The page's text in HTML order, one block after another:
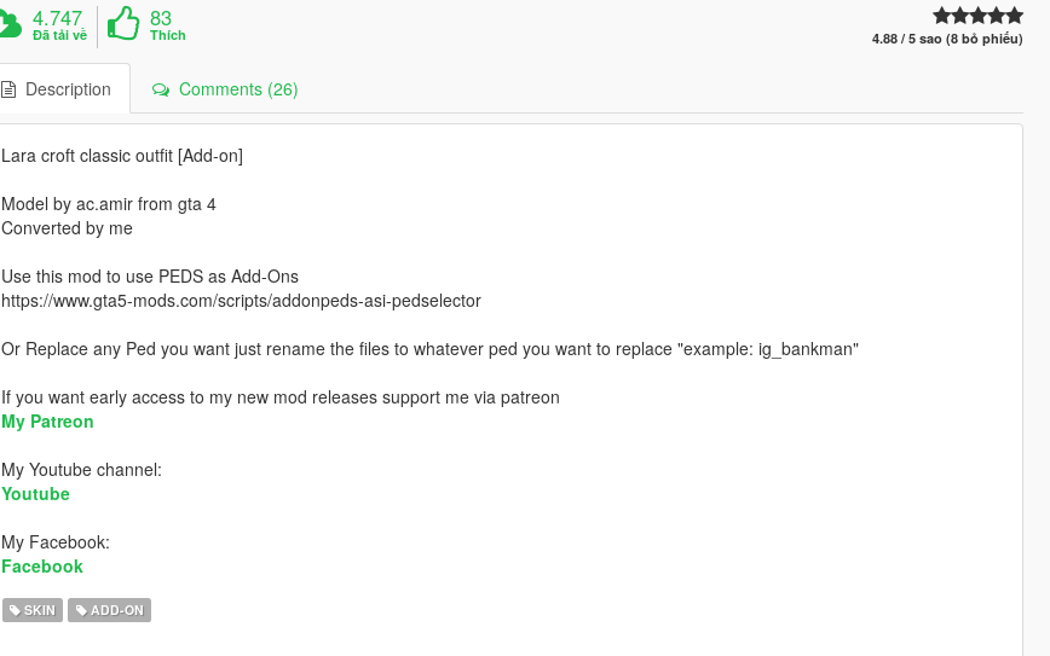
4.747
Đã tải về
83
Thích 4.88 / 5 sao (8 bỏ phiếu)
Description Comments (26)
Lara croft classic outfit [Add-on]
Model by ac.amir from gta 4
Converted by me
Use this mod to use PEDS as Add-Ons
https://www.gta5-mods.com/scripts/addonpeds-asi-pedselector
Or Replace any Ped you want just rename the files to whatever ped you want to replace "example: ig_bankman"
If you want early access to my new mod releases support me via patreon
My Patreon
My Youtube channel:
Youtube
My Facebook:
Facebook
SKIN ADD-ON